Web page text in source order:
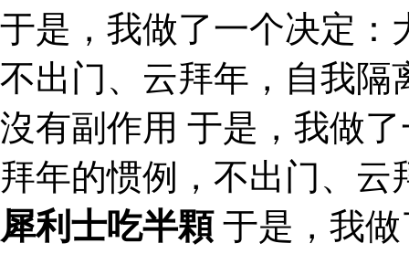
于是，我做了一个决定：
不出门、云拜年，自我隔
沒有副作用 于是，我做
拜年的惯例，不出门、
犀利士吃半顆于是，我做